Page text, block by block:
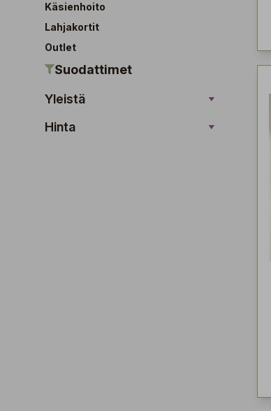
Käsienhoito
Lahjakortit
Outlet
Suodattimet
Yleistä
Hinta